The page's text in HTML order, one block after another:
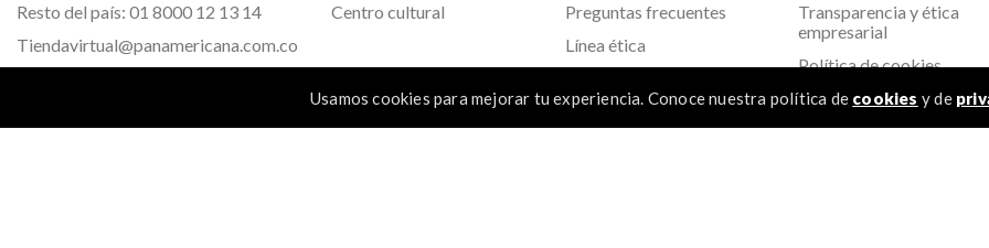
Usamos cookies para mejorar tu experiencia. Conoce nuestra política de cookies y de
Resto del país: 01 8000 12 13 14
Tiendavirtual@panamericana.com.co
Centro cultural
Preguntas frecuentes
Línea ética
Transparencia y ética
empresarial
Política de cookies
Aviso de privacidad
SIC